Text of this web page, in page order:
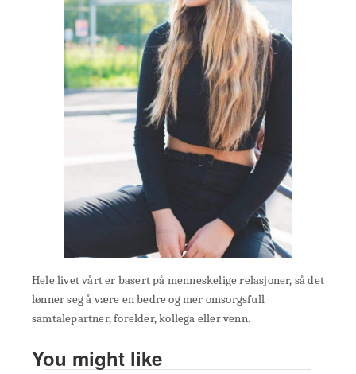
Hele livet vårt er basert på menneskelige relasjoner, så det
lønner seg å være en bedre og mer omsorgsfull
samtalepartner, forelder, kollega eller venn.
You might like